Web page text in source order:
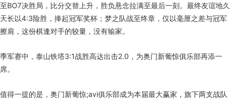
至BO7决胜局，比分交替上升，胜负悬念拉满至最后一刻。最终友谊地久
天长以4:3险胜，捧起冠军奖杯；梦之队战至终章，仅以毫厘之差与冠军
擦肩，这份棋逢对手的较量，没有输家。
季军赛中，泰山铁塔3:1战胜高达出击2.0，为奥门新葡惊俱乐部再添一
席。
值得一提的是，奥门新葡惊;avi俱乐部成为本届最大赢家，旗下两支战队